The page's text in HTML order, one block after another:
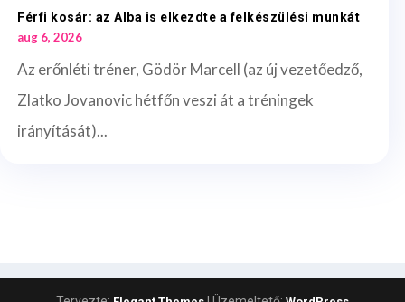
Férfi kosár: az Alba is elkezdte a felkészülési munkát
aug 6, 2026
Az erőnléti tréner, Gödör Marcell (az új vezetőedző,
Zlatko Jovanovic hétfőn veszi át a tréningek
irányítását)...